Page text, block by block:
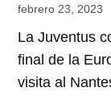
febrero 23, 2023
La Juventus
final de la
visita al